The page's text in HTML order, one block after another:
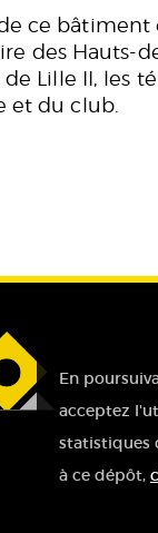
En
acceptez
statistiques
à ce dépôt,
ce
des Hauts-
Lille II, les
et du club.